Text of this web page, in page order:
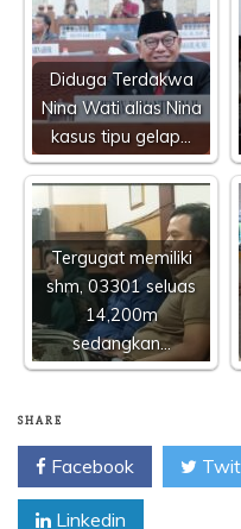
Diduga Terdakwa
Nina Wati alias Nina
kasus tipu gelap…
Tergugat memiliki
shm, 03301 seluas
14,200m
sedangkan…
SHARE
Facebook
Linkedin